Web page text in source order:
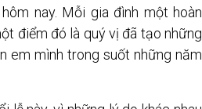
nay. Mỗi gia đình một hoàn
điểm đó là quý vị đã tạo những
em mình trong suốt những năm